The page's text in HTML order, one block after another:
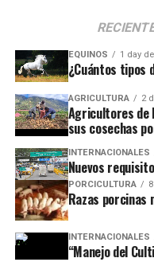
EQUINOS 1 day
¿Cuántos tipos
AGRICULTURA 2
Agricultores de
sus cosechas
INTERNACIONALES
Nuevos
PORCICULTURA
Razas porcinas
INTERNACIONALES
“Manejo del